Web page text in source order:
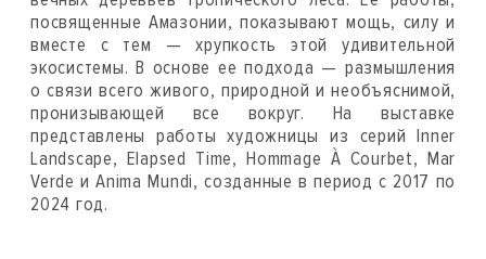
посвященные Амазонии, показывают мощь, силу и
вместе с тем — хрупкость этой удивительной
экосистемы. В основе ее подхода — размышления
о связи всего живого, природной и необъяснимой,
пронизывающей все вокруг. На выставке
представлены работы художницы из серий Inner
Landscape, Elapsed Time, Hommage À Courbet, Mar
Verde и Anima Mundi, созданные в период с 2017 по
2024 год.